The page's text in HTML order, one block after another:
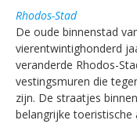
Rhodos-Stad
De oude binnenstad
vierentwintighonderd
veranderde Rhodos-
vestingsmuren die
zijn. De straatjes
belangrijke